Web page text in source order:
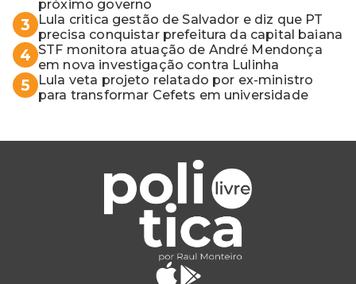
próximo governo
3
Lula critica gestão de Salvador e diz que PT
precisa conquistar prefeitura da capital baiana
4 STF monitora atuação de André Mendonça
em nova investigação contra Lulinha
5
Lula veta projeto relatado por ex-ministro
para transformar Cefets em universidade